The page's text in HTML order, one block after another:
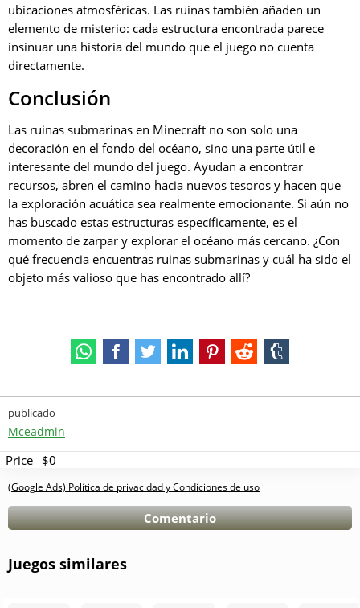
ubicaciones atmosféricas. Las ruinas también añaden un
elemento de misterio: cada estructura encontrada parece
insinuar una historia del mundo que el juego no cuenta
directamente.
Conclusión
Las ruinas submarinas en Minecraft no son solo una
decoración en el fondo del océano, sino una parte útil e
interesante del mundo del juego. Ayudan a encontrar
recursos, abren el camino hacia nuevos tesoros y hacen que
la exploración acuática sea realmente emocionante. Si aún no
has buscado estas estructuras específicamente, es el
momento de zarpar y explorar el océano más cercano. ¿Con
qué frecuencia encuentras ruinas submarinas y cuál ha sido el
objeto más valioso que has encontrado allí?
publicado
Mceadmin
Price $0
(Google Ads) Política de privacidad y Condiciones de uso
Comentario
Juegos similares